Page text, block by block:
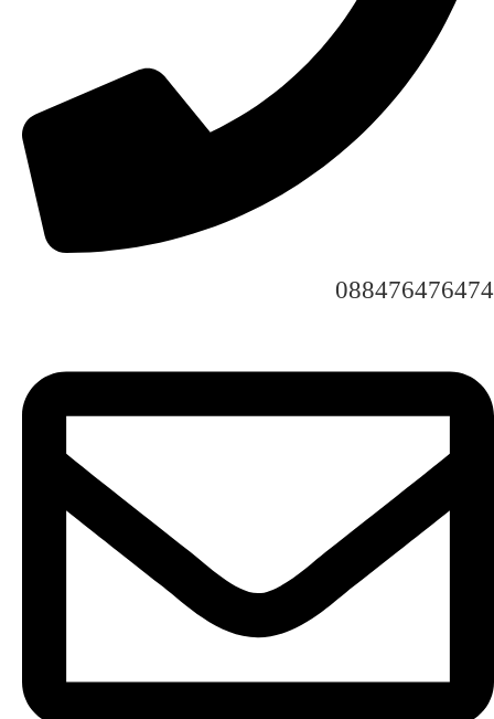
088476476474